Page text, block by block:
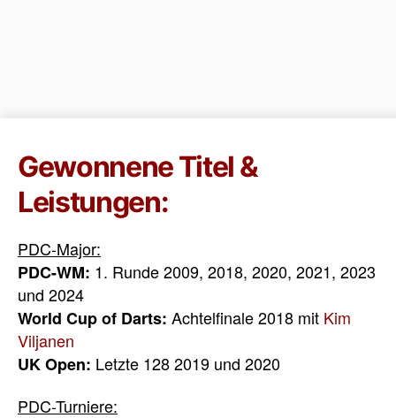
Gewonnene Titel &
Leistungen:
PDC-Major:
PDC-WM: 1. Runde 2009, 2018, 2020, 2021, 2023
und 2024
World Cup of Darts: Achtelfinale 2018 mit Kim
Viljanen
UK Open: Letzte 128 2019 und 2020
PDC-Turniere: